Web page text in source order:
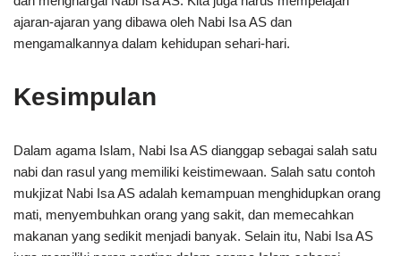
ajaran-ajaran yang dibawa oleh Nabi Isa AS dan
mengamalkannya dalam kehidupan sehari-hari.
Kesimpulan
Dalam agama Islam, Nabi Isa AS dianggap sebagai salah satu
nabi dan rasul yang memiliki keistimewaan. Salah satu contoh
mukjizat Nabi Isa AS adalah kemampuan menghidupkan orang
mati, menyembuhkan orang yang sakit, dan memecahkan
makanan yang sedikit menjadi banyak. Selain itu, Nabi Isa AS